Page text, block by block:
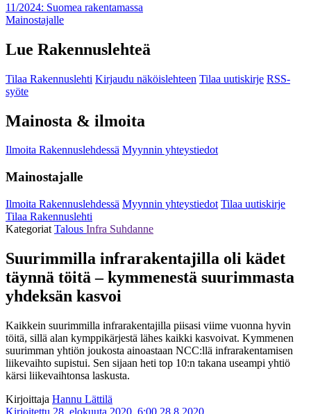
11/2024: Suomea rakentamassa
Mainostajalle
Lue Rakennuslehteä
Tilaa Rakennuslehti Kirjaudu näköislehteen Tilaa uutiskirje RSS-
syöte
Mainosta & ilmoita
Ilmoita Rakennuslehdessä Myynnin yhteystiedot
Mainostajalle
Ilmoita Rakennuslehdessä Myynnin yhteystiedot Tilaa uutiskirje
Tilaa Rakennuslehti
Kategoriat Talous Infra Suhdanne
Suurimmilla infrarakentajilla oli kädet
täynnä töitä – kymmenestä suurimmasta
yhdeksän kasvoi
Kaikkein suurimmilla infrarakentajilla piisasi viime vuonna hyvin
töitä, sillä alan kymppikärjestä lähes kaikki kasvoivat. Kymmenen
suurimman yhtiön joukosta ainoastaan NCC:llä infrarakentamisen
liikevaihto supistui. Sen sijaan heti top 10:n takana useampi yhtiö
kärsi liikevaihtonsa laskusta.
Kirjoittaja Hannu Lättilä
Kirjoitettu 28. elokuuta 2020, 6:00 28.8.2020